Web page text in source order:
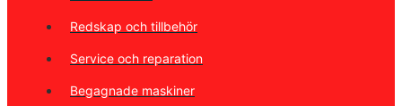
Redskap och tillbehör
Service och reparation
Begagnade maskiner